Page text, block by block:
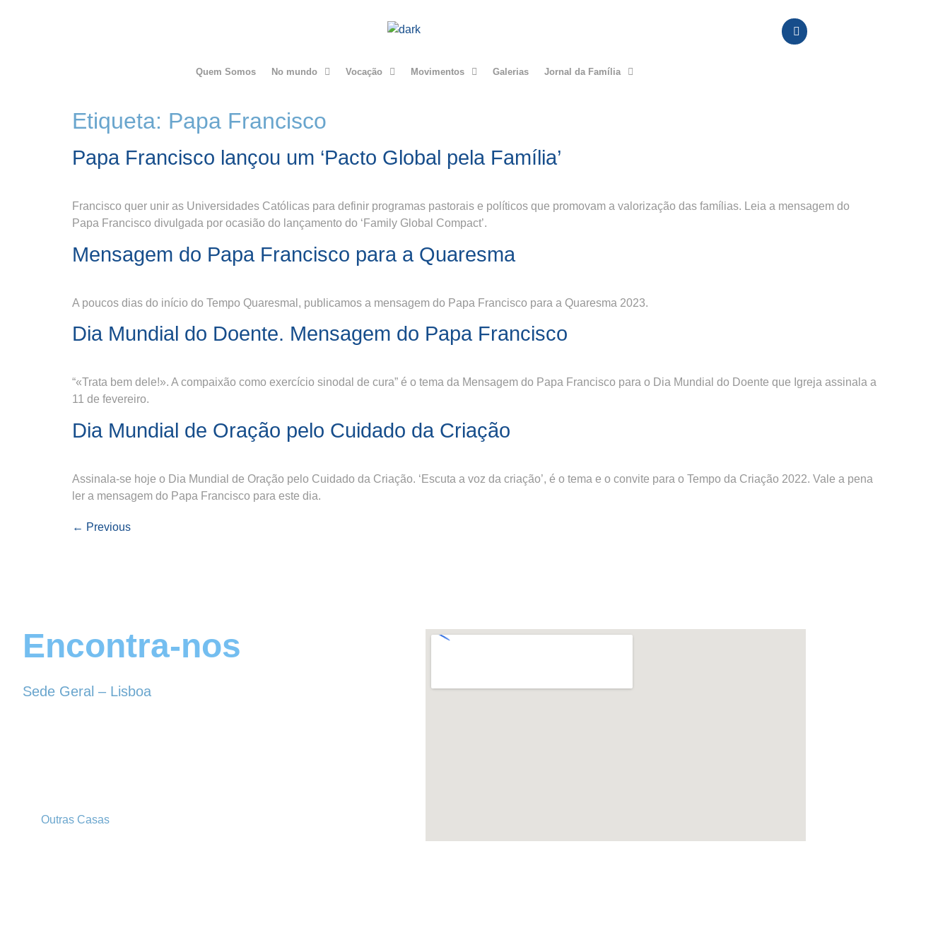
Quem Somos No mundo Vocação Movimentos Galerias Jornal da Família
Etiqueta: Papa Francisco
Papa Francisco lançou um ‘Pacto Global pela Família’
Francisco quer unir as Universidades Católicas para definir programas pastorais e políticos que promovam a valorização das famílias. Leia a mensagem do
Papa Francisco divulgada por ocasião do lançamento do ‘Family Global Compact’.
Mensagem do Papa Francisco para a Quaresma
A poucos dias do início do Tempo Quaresmal, publicamos a mensagem do Papa Francisco para a Quaresma 2023.
Dia Mundial do Doente. Mensagem do Papa Francisco
“«Trata bem dele!». A compaixão como exercício sinodal de cura” é o tema da Mensagem do Papa Francisco para o Dia Mundial do Doente que Igreja assinala a
11 de fevereiro.
Dia Mundial de Oração pelo Cuidado da Criação
Assinala-se hoje o Dia Mundial de Oração pelo Cuidado da Criação. ‘Escuta a voz da criação’, é o tema e o convite para o Tempo da Criação 2022. Vale a pena
ler a mensagem do Papa Francisco para este dia.
← Previous
Encontra-nos
Sede Geral – Lisboa
Outras Casas